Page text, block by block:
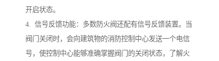
开启状态。
4. 信号反馈功能：多数防火阀还配有信号反馈装置。当
阀门关闭时，会向建筑物的消防控制中心发送一个电信
号，使控制中心能够准确掌握阀门的关闭状态，了解火